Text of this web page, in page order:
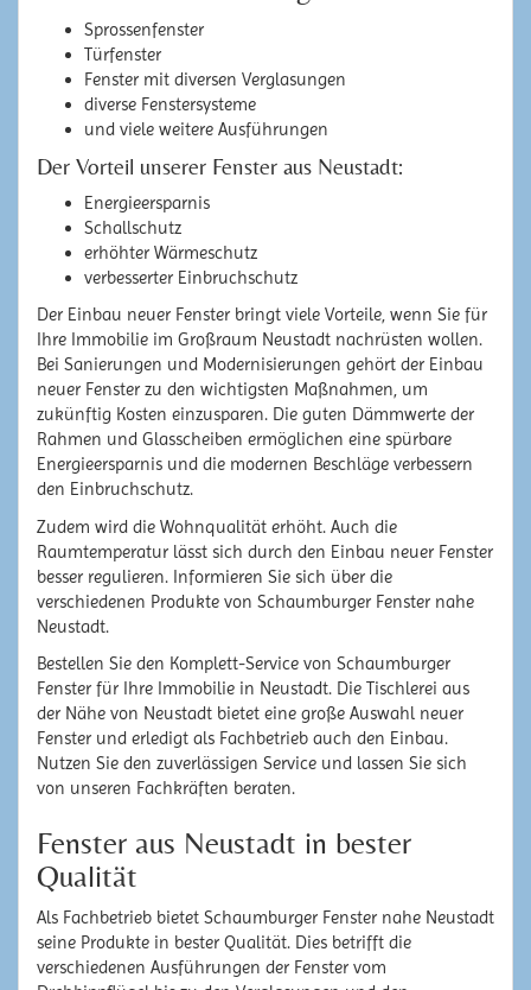
Sprossenfenster
Türfenster
Fenster mit diversen Verglasungen
diverse Fenstersysteme
und viele weitere Ausführungen
Der Vorteil unserer Fenster aus Neustadt:
Energieersparnis
Schallschutz
erhöhter Wärmeschutz
verbesserter Einbruchschutz
Der Einbau neuer Fenster bringt viele Vorteile, wenn Sie für
Ihre Immobilie im Großraum Neustadt nachrüsten wollen.
Bei Sanierungen und Modernisierungen gehört der Einbau
neuer Fenster zu den wichtigsten Maßnahmen, um
zukünftig Kosten einzusparen. Die guten Dämmwerte der
Rahmen und Glasscheiben ermöglichen eine spürbare
Energieersparnis und die modernen Beschläge verbessern
den Einbruchschutz.
Zudem wird die Wohnqualität erhöht. Auch die
Raumtemperatur lässt sich durch den Einbau neuer Fenster
besser regulieren. Informieren Sie sich über die
verschiedenen Produkte von Schaumburger Fenster nahe
Neustadt.
Bestellen Sie den Komplett-Service von Schaumburger
Fenster für Ihre Immobilie in Neustadt. Die Tischlerei aus
der Nähe von Neustadt bietet eine große Auswahl neuer
Fenster und erledigt als Fachbetrieb auch den Einbau.
Nutzen Sie den zuverlässigen Service und lassen Sie sich
von unseren Fachkräften beraten.
Fenster aus Neustadt in bester
Qualität
Als Fachbetrieb bietet Schaumburger Fenster nahe Neustadt
seine Produkte in bester Qualität. Dies betrifft die
verschiedenen Ausführungen der Fenster vom